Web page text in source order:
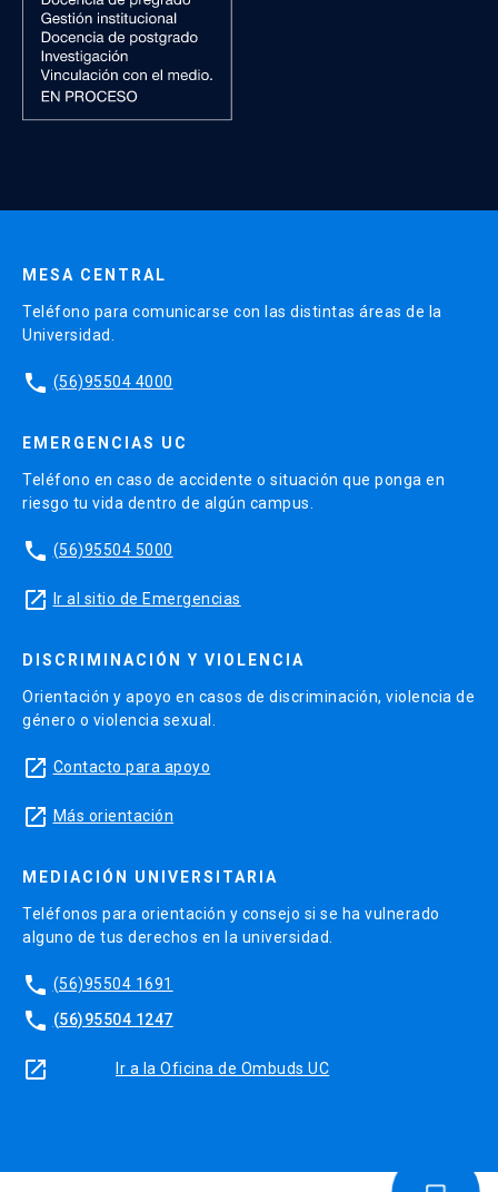
MESA CENTRAL
Teléfono para comunicarse con las distintas áreas de la
Universidad.
phone (56)95504 4000
EMERGENCIAS UC
Teléfono en caso de accidente o situación que ponga en
riesgo tu vida dentro de algún campus.
phone (56)95504 5000
launch Ir al sitio de Emergencias
DISCRIMINACIÓN Y VIOLENCIA
Orientación y apoyo en casos de discriminación, violencia de
género o violencia sexual.
launch Contacto para apoyo
launch Más orientación
MEDIACIÓN UNIVERSITARIA
Teléfonos para orientación y consejo si se ha vulnerado
alguno de tus derechos en la universidad.
phone (56)95504 1691
phone (56)95504 1247
launch Ir a la Oficina de Ombuds UC